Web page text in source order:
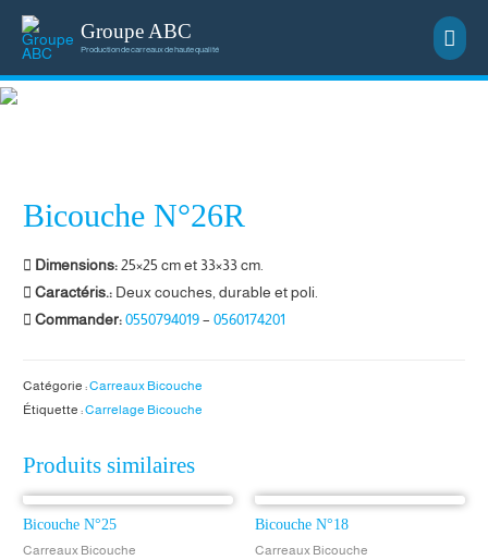
Groupe ABC
Production de carreaux de haute qualité
Bicouche N°26R
Dimensions:25×25 cm et 33×33 cm.
Caractéris.: Deux couches, durable et poli.
Commander: 0550794019 –0560174201
Catégorie :Carreaux Bicouche
Étiquette :Carrelage Bicouche
Produits similaires
Bicouche N°25
Carreaux Bicouche
Bicouche N°18
Carreaux Bicouche